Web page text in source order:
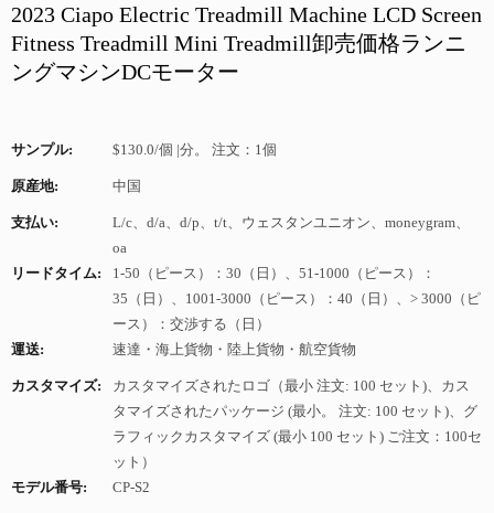
2023 Ciapo Electric Treadmill Machine LCD Screen
Fitness Treadmill Mini Treadmill卸売価格ランニ
ングマシンDCモーター
サンプル: $130.0/個 |分。 注文：1個
原産地: 中国
支払い:
L/c、d/a、d/p、t/t、ウェスタンユニオン、moneygram、
oa
リードタイム:
1-50（ピース）：30（日）、51-1000（ピース）：
35（日）、1001-3000（ピース）：40（日）、> 3000（ピ
ース）：交渉する（日）
運送:
速達・海上貨物・陸上貨物・航空貨物
カスタマイズ:
カスタマイズされたロゴ（最小 注文: 100 セット)、カス
タマイズされたパッケージ (最小。 注文: 100 セット)、グ
ラフィックカスタマイズ (最小 100 セット) ご注文：100セ
ット）
モデル番号:
CP-S2